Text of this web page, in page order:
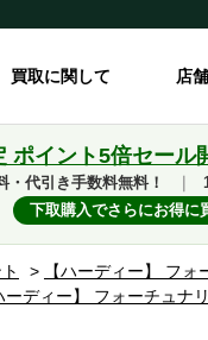
買取に関して 店
ポイント5倍セール
・代引き手数料無料！
下取購入でさらにお得に
>
【ハーディー】 フ
ーディー】 フォーチュナ